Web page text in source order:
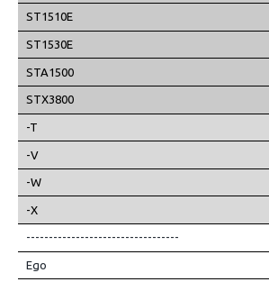
ST1510E
ST1530E
STA1500
STX3800
-T
-V
-W
-X
----------------------------------
Ego